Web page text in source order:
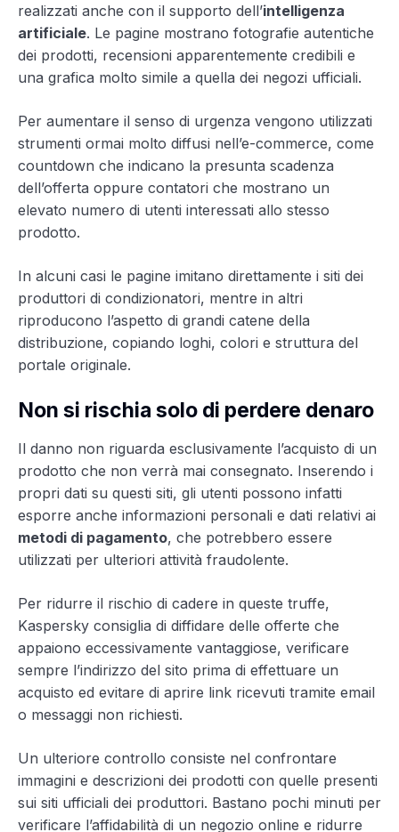
realizzati anche con il supporto dell’intelligenza
artificiale. Le pagine mostrano fotografie autentiche
dei prodotti, recensioni apparentemente credibili e
una grafica molto simile a quella dei negozi ufficiali.
Per aumentare il senso di urgenza vengono utilizzati
strumenti ormai molto diffusi nell’e-commerce, come
countdown che indicano la presunta scadenza
dell’offerta oppure contatori che mostrano un
elevato numero di utenti interessati allo stesso
prodotto.
In alcuni casi le pagine imitano direttamente i siti dei
produttori di condizionatori, mentre in altri
riproducono l’aspetto di grandi catene della
distribuzione, copiando loghi, colori e struttura del
portale originale.
Non si rischia solo di perdere denaro
Il danno non riguarda esclusivamente l’acquisto di un
prodotto che non verrà mai consegnato. Inserendo i
propri dati su questi siti, gli utenti possono infatti
esporre anche informazioni personali e dati relativi ai
metodi di pagamento, che potrebbero essere
utilizzati per ulteriori attività fraudolente.
Per ridurre il rischio di cadere in queste truffe,
Kaspersky consiglia di diffidare delle offerte che
appaiono eccessivamente vantaggiose, verificare
sempre l’indirizzo del sito prima di effettuare un
acquisto ed evitare di aprire link ricevuti tramite email
o messaggi non richiesti.
Un ulteriore controllo consiste nel confrontare
immagini e descrizioni dei prodotti con quelle presenti
sui siti ufficiali dei produttori. Bastano pochi minuti per
verificare l’affidabilità di un negozio online e ridurre